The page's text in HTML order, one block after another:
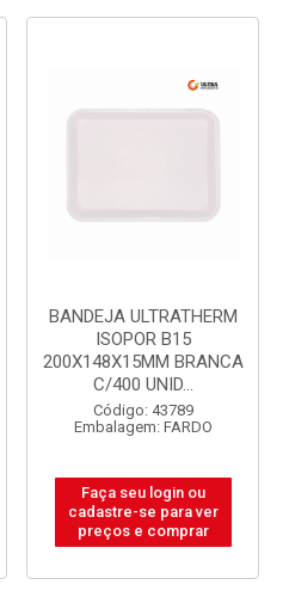
BANDEJA ULTRATHERM
ISOPOR B15
200X148X15MM BRANCA
C/400 UNID...
Código: 43789
Embalagem: FARDO
Faça seu login ou
cadastre-se para ver
preços e comprar